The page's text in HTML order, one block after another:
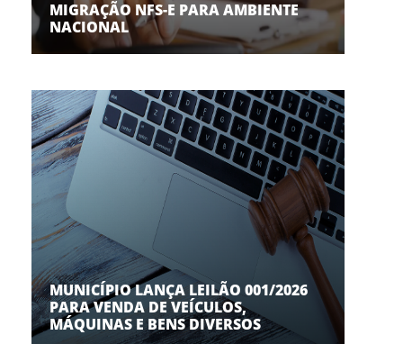
MIGRAÇÃO NFS-E PARA AMBIENTE
NACIONAL
MUNICÍPIO LANÇA LEILÃO 001/2026
PARA VENDA DE VEÍCULOS,
MÁQUINAS E BENS DIVERSOS